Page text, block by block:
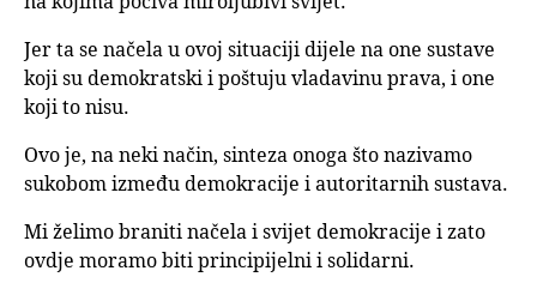
Jer ta se načela u ovoj situaciji dijele na one sustave
koji su demokratski i poštuju vladavinu prava, i one
koji to nisu.
Ovo je, na neki način, sinteza onoga što nazivamo
sukobom između demokracije i autoritarnih sustava.
Mi želimo braniti načela i svijet demokracije i zato
ovdje moramo biti principijelni i solidarni.